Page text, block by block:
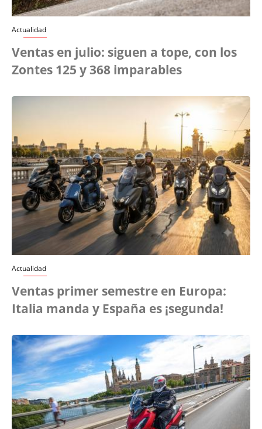
Actualidad
Ventas en julio: siguen a tope, con los
Zontes 125 y 368 imparables
Actualidad
Ventas primer semestre en Europa:
Italia manda y España es ¡segunda!